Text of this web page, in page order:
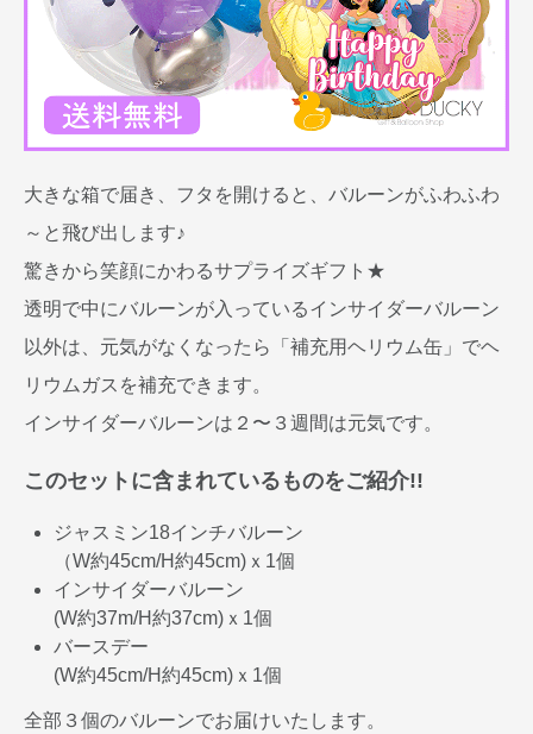
大きな箱で届き、フタを開けると、バルーンがふわふわ
～と飛び出します♪
驚きから笑顔にかわるサプライズギフト★
透明で中にバルーンが入っているインサイダーバルーン
以外は、元気がなくなったら「補充用ヘリウム缶」でヘ
リウムガスを補充できます。
インサイダーバルーンは２〜３週間は元気です。
このセットに含まれているものをご紹介!!
ジャスミン18インチバルーン
（W約45cm/H約45cm)ｘ1個
インサイダーバルーン
(W約37m/H約37cm)ｘ1個
バースデー
(W約45cm/H約45cm)ｘ1個
全部３個のバルーンでお届けいたします。